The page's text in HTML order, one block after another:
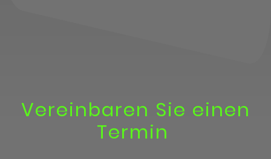
Vereinbaren Sie einen
Termin